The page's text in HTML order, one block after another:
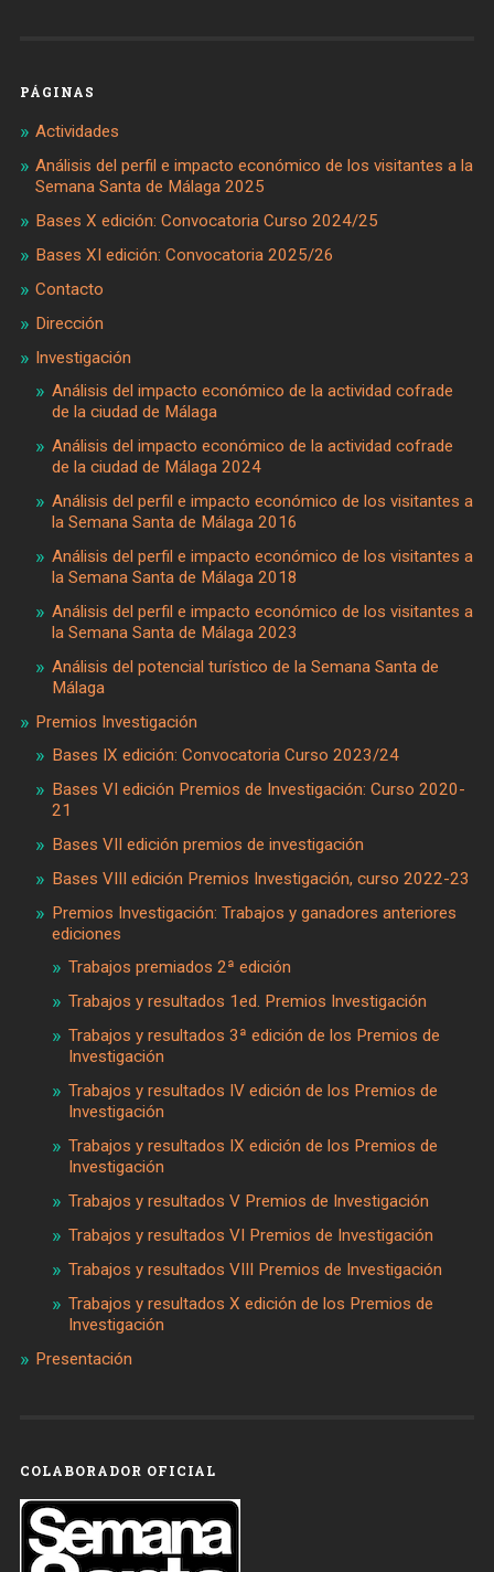
PÁGINAS
Actividades
Análisis del perfil e impacto económico de los visitantes a la
Semana Santa de Málaga 2025
Bases X edición: Convocatoria Curso 2024/25
Bases XI edición: Convocatoria 2025/26
Contacto
Dirección
Investigación
Análisis del impacto económico de la actividad cofrade
de la ciudad de Málaga
Análisis del impacto económico de la actividad cofrade
de la ciudad de Málaga 2024
Análisis del perfil e impacto económico de los visitantes a
la Semana Santa de Málaga 2016
Análisis del perfil e impacto económico de los visitantes a
la Semana Santa de Málaga 2018
Análisis del perfil e impacto económico de los visitantes a
la Semana Santa de Málaga 2023
Análisis del potencial turístico de la Semana Santa de
Málaga
Premios Investigación
Bases IX edición: Convocatoria Curso 2023/24
Bases VI edición Premios de Investigación: Curso 2020-
21
Bases VII edición premios de investigación
Bases VIII edición Premios Investigación, curso 2022-23
Premios Investigación: Trabajos y ganadores anteriores
ediciones
Trabajos premiados 2ª edición
Trabajos y resultados 1ed. Premios Investigación
Trabajos y resultados 3ª edición de los Premios de
Investigación
Trabajos y resultados IV edición de los Premios de
Investigación
Trabajos y resultados IX edición de los Premios de
Investigación
Trabajos y resultados V Premios de Investigación
Trabajos y resultados VI Premios de Investigación
Trabajos y resultados VIII Premios de Investigación
Trabajos y resultados X edición de los Premios de
Investigación
Presentación
COLABORADOR OFICIAL